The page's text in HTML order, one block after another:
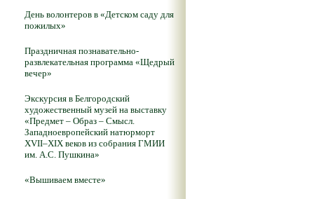
День волонтеров в «Детском саду для
пожилых»
Праздничная познавательно-
развлекательная программа «Щедрый
вечер»
Экскурсия в Белгородский
художественный музей на выставку
«Предмет – Образ – Смысл.
Западноевропейский натюрморт
XVII–XIX веков из собрания ГМИИ
им. А.С. Пушкина»
«Вышиваем вместе»